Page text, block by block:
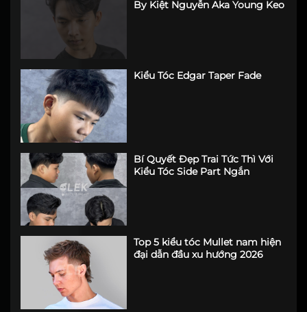
By Kiệt Nguyễn Aka Young Keo
Kiểu Tóc Edgar Taper Fade
Bí Quyết Đẹp Trai Tức Thì Với
Kiểu Tóc Side Part Ngắn
Top 5 kiểu tóc Mullet nam hiện
đại dẫn đầu xu hướng 2026